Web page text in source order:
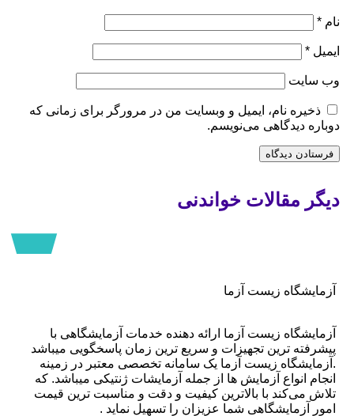
نام *
ایمیل *
وب‌ سایت
ذخیره نام، ایمیل و وبسایت من در مرورگر برای زمانی که
دوباره دیدگاهی می‌نویسم.
دیگر مقالات خواندنی
مجله زیست آزما
آزمایشگاه زیست آزما
آزمایشگاه زیست آزما ارائه‌ دهنده خدمات آزمایشگاهی با
پیشرفته ترین تجهیزات و سریع ترین زمان پاسخگویی میباشد
.آزمایشگاه زیست آزما یک سامانه تخصصی معتبر در زمینه
انجام انواع آزمایش ها از جمله آزمایشات ژنتیکی میباشد. که
تلاش می‌کند با بالاترین کیفیت و دقت و مناسبت ترین قیمت
امور آزمایشگاهی شما عزیزان را تسهیل نماید .